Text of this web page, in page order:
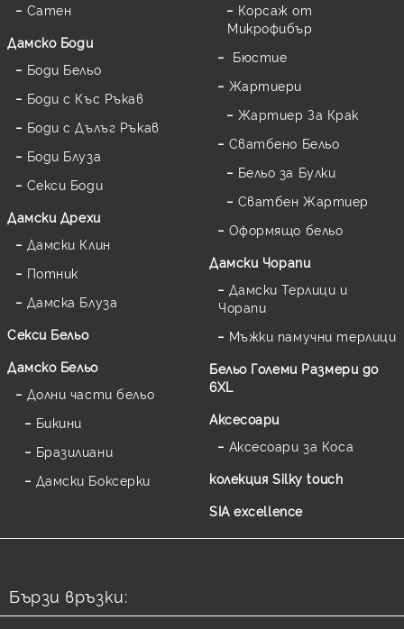
Сатен
Дамскo Боди
Боди Бельо
Боди с Къс Ръкав
Боди с Дълъг Ръкав
Боди Блуза
Секси Боди
Дамски Дрехи
Дамски Клин
Потник
Дамска Блуза
Секси Бельо
Дамско Бельо
Долни части бельо
Бикини
Бразилиани
Дамски Боксерки
Корсаж от
Микрофибър
Бюстие
Жартиери
Жартиер За Крак
Сватбено Бельо
Бельо за Булки
Сватбен Жартиер
Оформящо бельо
Дамски Чорапи
Дамски Терлици и
Чорапи
Мъжки памучни терлици
Бельо Големи Размери до
6XL
Аксесоари
Аксесоари за Коса
колекция Silky touch
SIA excellence
Бързи връзки: